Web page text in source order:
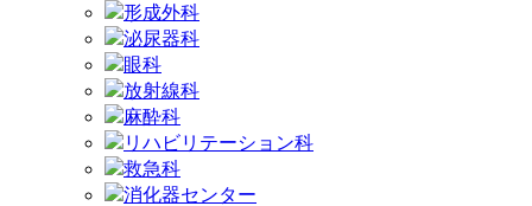
形成外科
泌尿器科
眼科
放射線科
麻酔科
リハビリテーション科
救急科
消化器センター